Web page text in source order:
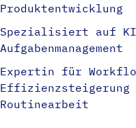
Produktentwicklung
Spezialisiert auf
Aufgabenmanagement
Expertin für
Effizienzsteigerung
Routinearbeit